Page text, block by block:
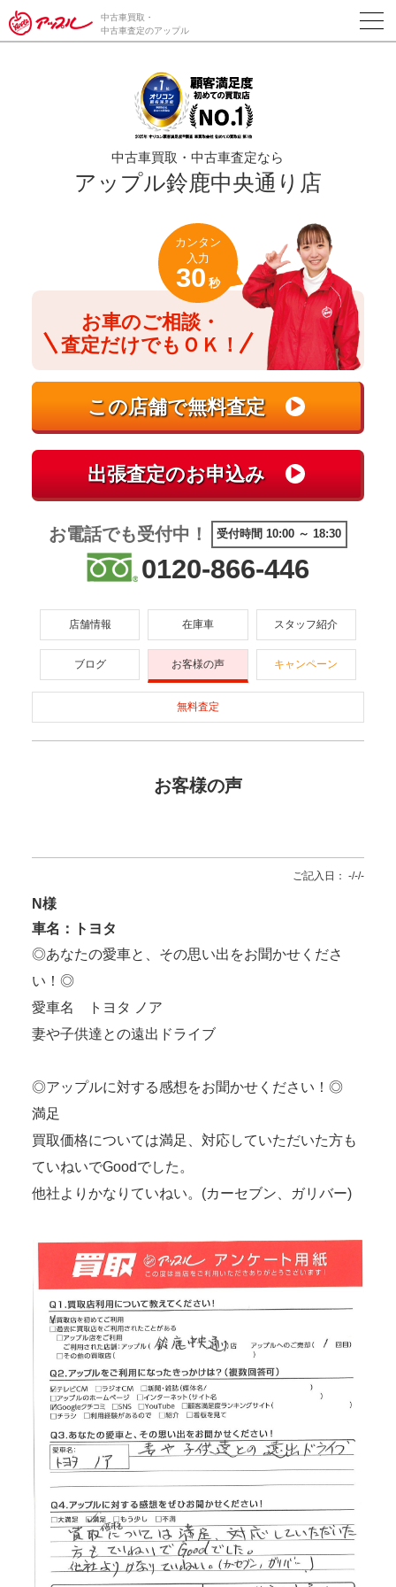
/*ABテスト_新規査定フォームの為のCVボタン*/
中古車買取・
中古車査定のアップル
中古車買取・中古車査定なら
アップル鈴鹿中央通り店
お車のご相談・
査定だけでもＯＫ！
カンタン
入力
30 秒
お電話でも受付中！ 受付時間 10:00 ～ 18:30
0120-866-446
店舗情報 在庫車 スタッフ紹介
ブログ お客様の声 キャンペーン
無料査定
お客様の声
ご記入日： -/-/-
N様
車名：トヨタ
◎あなたの愛車と、その思い出をお聞かせくださ
い！◎
愛車名 トヨタ ノア
妻や子供達との遠出ドライブ
◎アップルに対する感想をお聞かせください！◎
満足
買取価格については満足、対応していただいた方も
ていねいでGoodでした。
他社よりかなりていねい。(カーセブン、ガリバー)